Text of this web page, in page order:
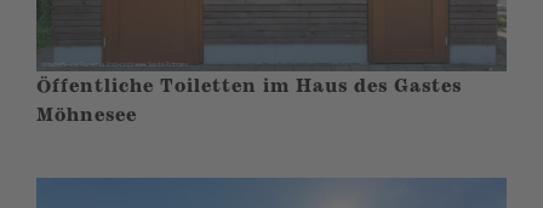
Öffentliche Toiletten im Haus des Gastes
Möhnesee